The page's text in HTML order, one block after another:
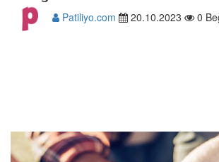
Patiliyo.com 20.10.2023 0